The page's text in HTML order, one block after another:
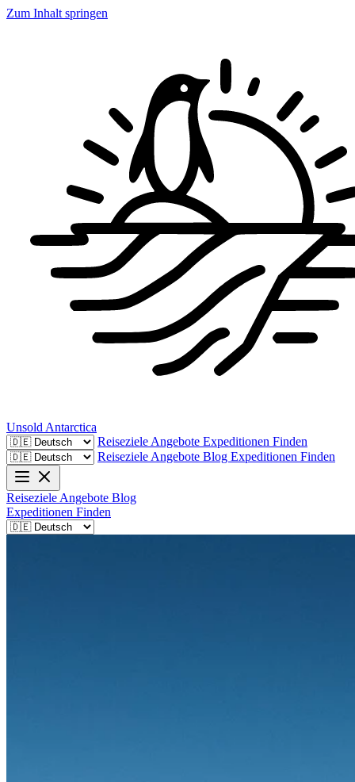
Zum Inhalt springen
Unsold Antarctica
Reiseziele Angebote Expeditionen Finden
Reiseziele Angebote Blog Expeditionen Finden
Reiseziele Angebote Blog
Expeditionen Finden